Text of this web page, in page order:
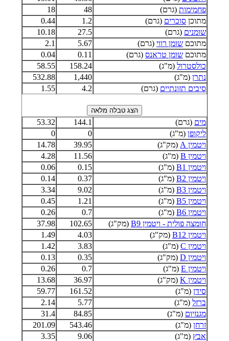
פחמימות (גרם) 48
18
מתוכן סוכרים (גרם) 1.2
0.44
שומנים (גרם) 27.5
10.18
מתוכם שומן רווי (גרם) 5.67
2.1
מתוכם שומן טראנס (גרם) 0.11
0.04
כולסטרול (מ"ג) 158.24
58.55
נתרן (מ"ג) 1,440
532.88
סיבים תזונתיים (גרם) 4.2
1.55
מים (גרם) 144.1
53.32
ליקופן (מ"ג) 0
0
ויטמין A
(מק"ג) 39.95
14.78
ויטמין B
(מ"ג) 11.56
4.28
ויטמין B1
(מ"ג) 0.15
0.06
ויטמין B2
(מ"ג) 0.37
0.14
ויטמין B3
(מ"ג) 9.02
3.34
ויטמין B5
(מ"ג) 1.21
0.45
ויטמין B6
(מ"ג) 0.7
0.26
חומצה פולית - ויטמין B9
(מק"ג) 102.65
37.98
ויטמין B12
(מק"ג) 4.03
1.49
ויטמין C
(מ"ג) 3.83
1.42
ויטמין D
(מק"ג) 0.35
0.13
ויטמין E
(מ"ג) 0.7
0.26
ויטמין K
(מק"ג) 36.97
13.68
סידן (מ"ג) 161.52
59.77
ברזל (מ"ג) 5.77
2.14
מגנזיום (מ"ג) 84.85
31.4
זרחן (מ"ג) 543.46
201.09
אבץ (מ"ג) 9.06
3.35